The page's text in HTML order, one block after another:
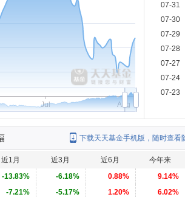
Jul Aug
07-31
07-30
07-29
07-28
07-27
07-24
07-23
下载天天基金手机版，随时查看
近1月 近3月 近6月 今年来
-13.83% -6.18% 0.88% 9.14%
-7.21% -5.17% 1.20% 6.02%